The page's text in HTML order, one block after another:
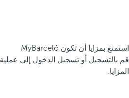
استمتع بمزايا أن تكون MyBarceló
قم بالتسجيل أو تسجيل الدخول إلى
المزايا.